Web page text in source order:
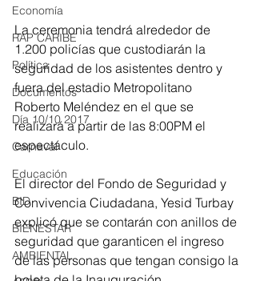
Economía
RAP CARIBE
Política
Documentos
Día 10/10 2017
Carnaval
Educación
BID
BIENESTAR
AMBIENTAL
La ceremonia tendrá alrededor de
1.200 policías que custodiarán la
seguridad de los asistentes dentro y
fuera del estadio Metropolitano
Roberto Meléndez en el que se
realizará a partir de las 8:00PM el
espectáculo.
El director del Fondo de Seguridad y
Convivencia Ciudadana, Yesid Turbay
explicó que se contarán con anillos de
seguridad que garanticen el ingreso
de las personas que tengan consigo la